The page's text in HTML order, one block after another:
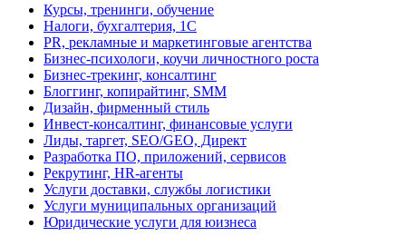
Курсы, тренинги, обучение
Налоги, бухгалтерия, 1С
PR, рекламные и маркетинговые агентства
Бизнес-психологи, коучи личностного роста
Бизнес-трекинг, консалтинг
Блоггинг, копирайтинг, SMM
Дизайн, фирменный стиль
Инвест-консалтинг, финансовые услуги
Лиды, таргет, SEO/GEO, Директ
Разработка ПО, приложений, сервисов
Рекрутинг, HR-агенты
Услуги доставки, службы логистики
Услуги муниципальных организаций
Юридические услуги для юизнеса